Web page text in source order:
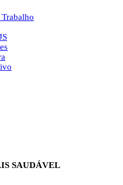
Trabalho
SAUDÁVEL